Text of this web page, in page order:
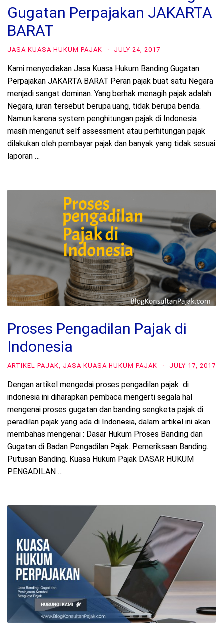
Gugatan Perpajakan JAKARTA
BARAT
JASA KUASA HUKUM PAJAK · JULY 24, 2017
Kami menyediakan Jasa Kuasa Hukum Banding Gugatan
Perpajakan JAKARTA BARAT Peran pajak buat satu Negara
menjadi sangat dominan. Yang berhak menagih pajak adalah
Negara, iuran tersebut berupa uang, tidak berupa benda.
Namun karena system penghitungan pajak di Indonesia
masih menganut self assessment atau perhitungan pajak
dilakukan oleh pembayar pajak dan banyak yang tidak sesuai
laporan …
Proses Pengadilan Pajak di
Indonesia
ARTIKEL PAJAK, JASA KUASA HUKUM PAJAK · JULY 17, 2017
Dengan artikel mengedai proses pengadilan pajak di
indonesia ini diharapkan pembaca mengerti segala hal
mengenai proses gugatan dan banding sengketa pajak di
peradilan pajak yang ada di Indonesia, dalam artikel ini akan
membahas mengenai : Dasar Hukum Proses Banding dan
Gugatan di Badan Pengadilan Pajak. Pemeriksaan Banding.
Putusan Banding. Kuasa Hukum Pajak DASAR HUKUM
PENGADILAN …